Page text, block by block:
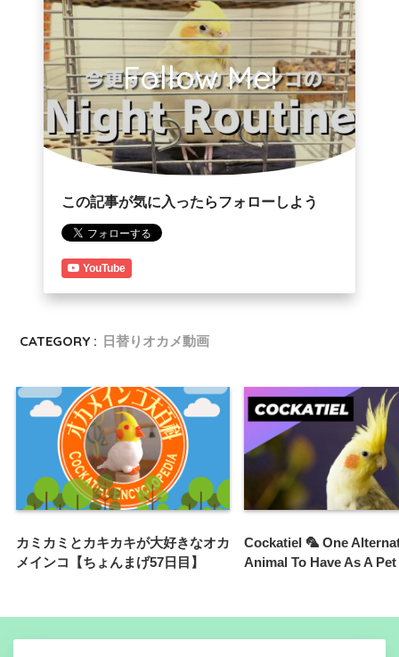
Follow Me!
この記事が気に入ったらフォローしよう
YouTube
CATEGORY : 日替りオカメ動画
カミカミとカキカキが大好きなオカ
メインコ【ちょんまげ57日目】
Cockatiel 🦜 One
Animal To Have As A